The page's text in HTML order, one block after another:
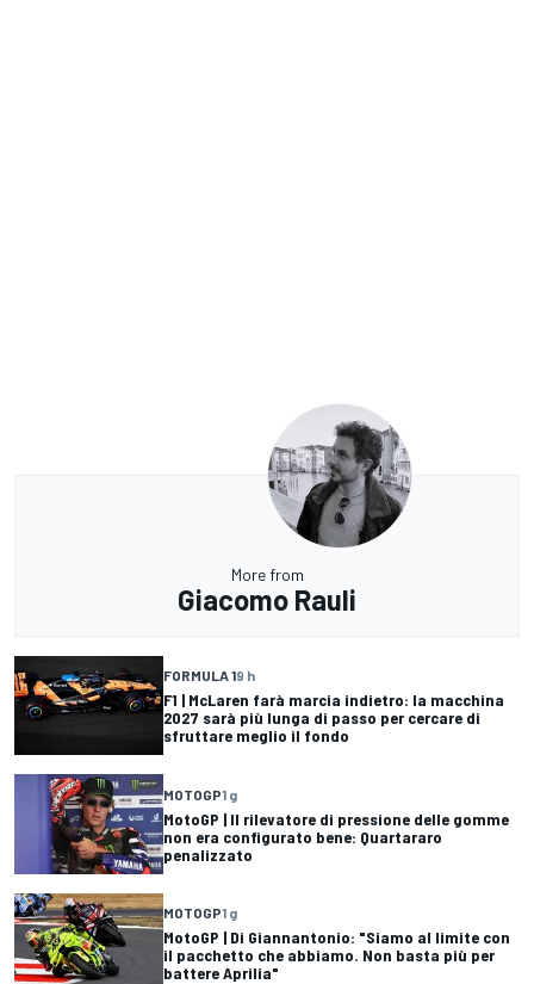
More from
Giacomo Rauli
FORMULA 19 h
F1 | McLaren farà marcia indietro: la macchina
2027 sarà più lunga di passo per cercare di
sfruttare meglio il fondo
MOTOGP1 g
MotoGP | Il rilevatore di pressione delle gomme
non era configurato bene: Quartararo
penalizzato
MOTOGP1 g
MotoGP | Di Giannantonio: "Siamo al limite con
il pacchetto che abbiamo. Non basta più per
battere Aprilia"